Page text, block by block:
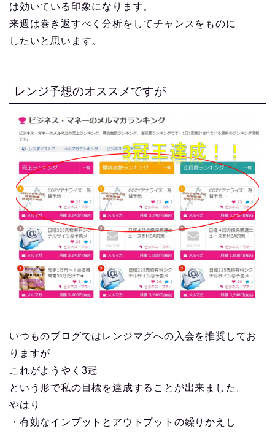
は効いている印象になります。
来週は巻き返すべく分析をしてチャンスをものに
したいと思います。
レンジ予想のオススメですが
いつものブログではレンジマグへの入会を推奨してお
りますが
これがようやく 3冠
という形で私の目標を達成することが出来ました。
やはり
・有効なインプットとアウトプットの繰りかえし